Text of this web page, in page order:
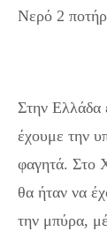
Νερό 2
Στην Ελλάδα
έχουμε την
φαγητά. Στο
θα ήταν να
την μπύρα,